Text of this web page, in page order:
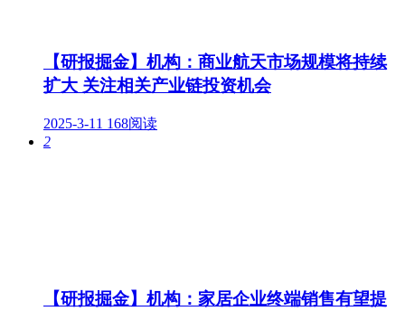
【研报掘金】机构：商业航天市场规模将持续
扩大 关注相关产业链投资机会
2025-3-11 168阅读
2
【研报掘金】机构：家居企业终端销售有望提